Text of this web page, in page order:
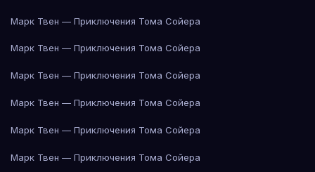
Марк Твен — Приключения Тома Сойера
Марк Твен — Приключения Тома Сойера
Марк Твен — Приключения Тома Сойера
Марк Твен — Приключения Тома Сойера
Марк Твен — Приключения Тома Сойера
Марк Твен — Приключения Тома Сойера